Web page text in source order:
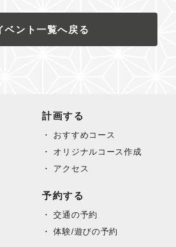
ベント一覧へ戻る
計画する
おすすめコース
オリジナルコース作成
アクセス
予約する
交通の予約
体験/遊びの予約